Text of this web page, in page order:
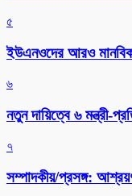
৫
ইউএনওদের আরও মানবিক
৬
নতুন দায়িত্বে ৬ মন্ত্রী-
৭
সম্পাদকীয়/প্রসঙ্গ: